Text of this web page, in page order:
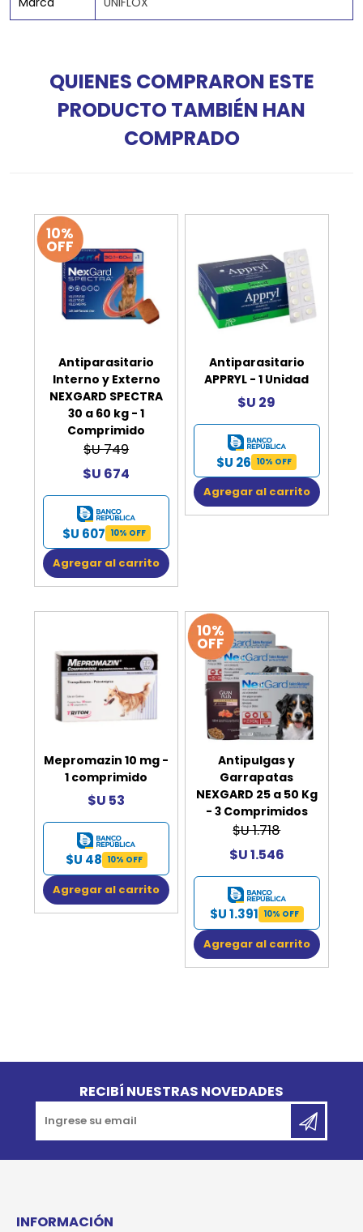
QUIENES COMPRARON ESTE
PRODUCTO TAMBIÉN HAN
COMPRADO
10%
OFF
Antiparasitario
Interno y Externo
NEXGARD SPECTRA
30 a 60 kg - 1
Comprimido
$U 749
$U 674
$U 607 10% OFF
Agregar al carrito
Antiparasitario
APPRYL - 1 Unidad
$U 29
$U 26 10% OFF
Agregar al carrito
Mepromazin 10 mg -
1 comprimido
$U 53
$U 48 10% OFF
Agregar al carrito
10%
OFF
Antipulgas y
Garrapatas
NEXGARD 25 a 50 Kg
- 3 Comprimidos
$U 1.718
$U 1.546
$U 1.391 10% OFF
Agregar al carrito
RECIBÍ NUESTRAS NOVEDADES
INFORMACIÓN